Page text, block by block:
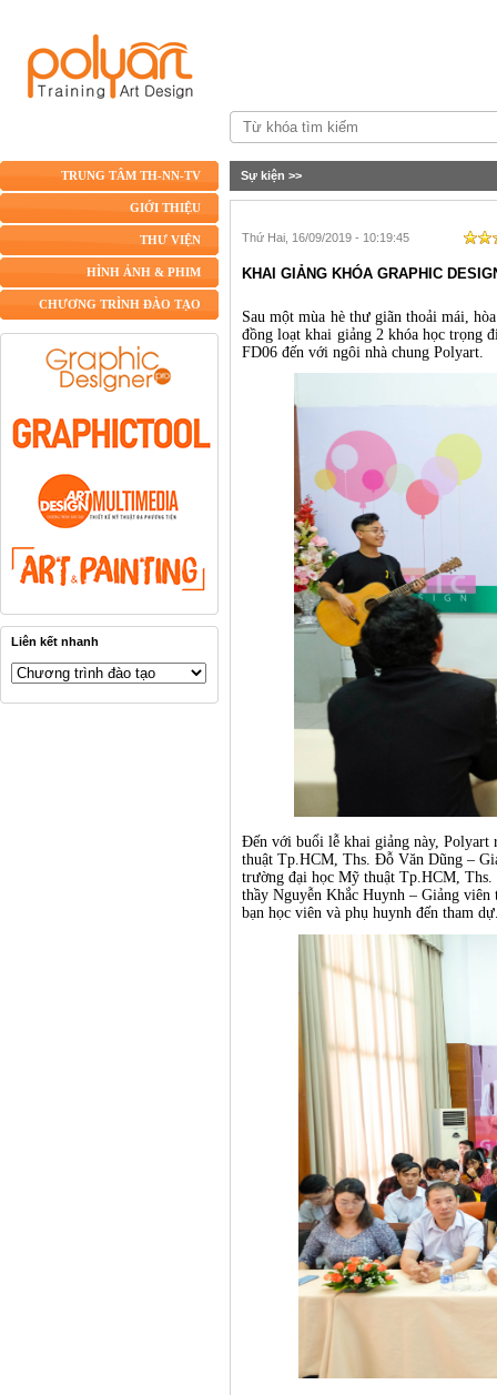
TRUNG TÂM TH-NN-TV
GIỚI THIỆU
THƯ VIỆN
HÌNH ẢNH & PHIM
CHƯƠNG TRÌNH ĐÀO TẠO
Liên kết nhanh
Sự kiện >>
Thứ Hai, 16/09/2019 - 10:19:45
KHAI GIẢNG KHÓA GRAPHIC
Sau một mùa hè thư giãn thoải mái,
đồng loạt khai giảng 2 khóa học trọng
FD06 đến với ngôi nhà chung Polyart.
Đến với buổi lễ khai giảng này,
thuật Tp.HCM, Ths. Đỗ Văn Dũng –
trường đại học Mỹ thuật Tp.HCM, Ths.
thầy Nguyễn Khắc Huynh – Giảng
bạn học viên và phụ huynh đến tham